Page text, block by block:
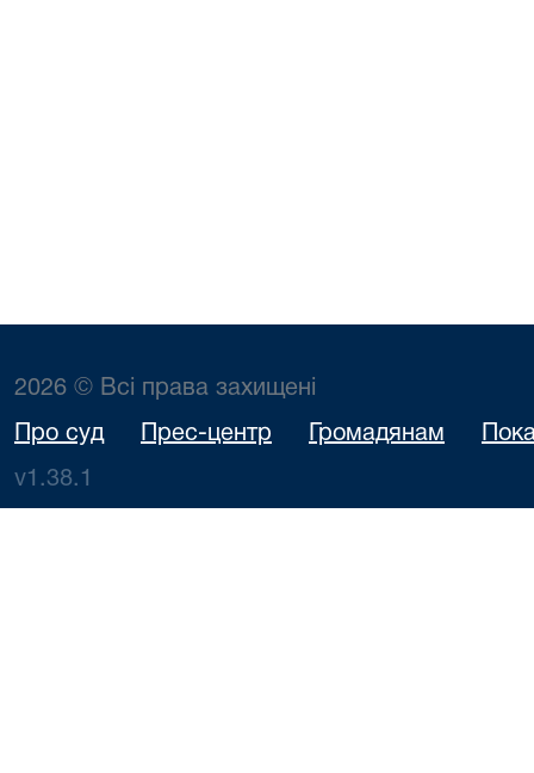
2026 © Всі права захищені
Про суд Прес-центр Громадянам
v1.38.1